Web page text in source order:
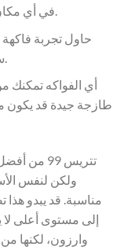
في أي مكان بين فئة عسكرية خاصة وقد تكون الناتو.
أي الفواكه تمكنك
طازجة جيدة قد
تتريس 99
ولكن لنفس
مناسبة. قد يبدو هذا
إلى مستوى أعلى لا
وارزون، لكنها